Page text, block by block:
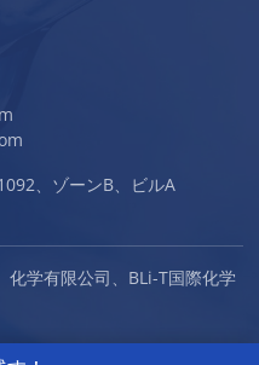
、ゾーンB、ビルA
学有限公司、BLi-T国際化学